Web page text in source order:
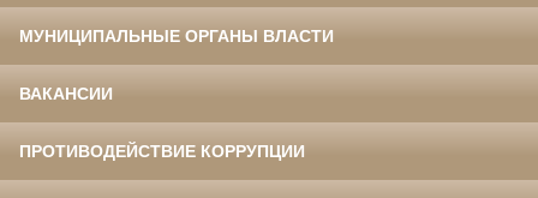
МУНИЦИПАЛЬНЫЕ ОРГАНЫ ВЛАСТИ
ВАКАНСИИ
ПРОТИВОДЕЙСТВИЕ КОРРУПЦИИ